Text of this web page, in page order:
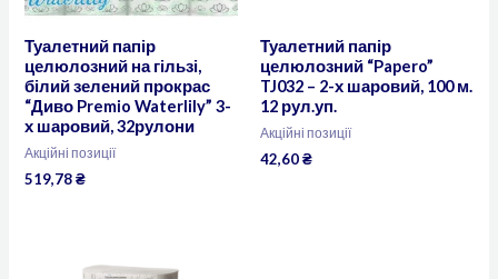
Туалетний папір
целюлозний на гільзі,
білий зелений прокрас
“Диво Premio Waterlily” 3-
х шаровий, 32рулони
Акційні позиції
519,78₴
Туалетний папір
целюлозний “Papero”
TJ032 – 2-х шаровий, 100 м.
12 рул.уп.
Акційні позиції
42,60₴